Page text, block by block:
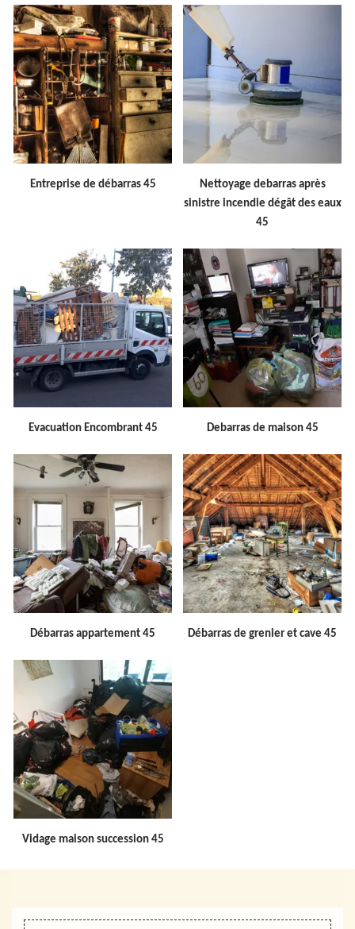
Entreprise de débarras 45
Nettoyage debarras après
sinistre incendie dégât des eaux
45
Evacuation Encombrant 45 Debarras de maison 45
Débarras appartement 45 Débarras de grenier et cave 45
Vidage maison succession 45